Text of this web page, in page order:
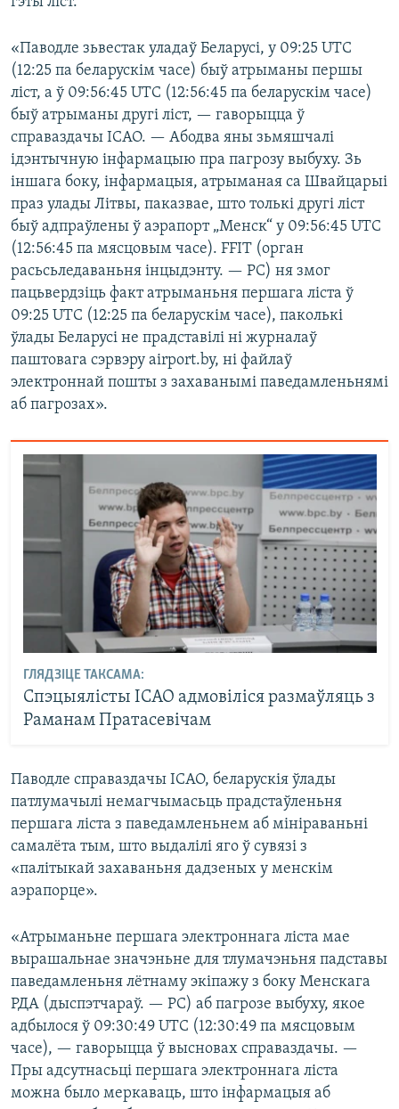
«Паводле зьвестак уладаў Беларусі, у 09:25 UTC
(12:25 па беларускім часе) быў атрыманы першы
ліст, а ў 09:56:45 UTC (12:56:45 па беларускім часе)
быў атрыманы другі ліст, — гаворыцца ў
справаздачы ІCАО. — Абодва яны зьмяшчалі
ідэнтычную інфармацыю пра пагрозу выбуху. Зь
іншага боку, інфармацыя, атрыманая са Швайцарыі
праз улады Літвы, паказвае, што толькі другі ліст
быў адпраўлены ў аэрапорт „Менск“ у 09:56:45 UTC
(12:56:45 па мясцовым часе). FFIT (орган
расьсьледаваньня інцыдэнту. — РС) ня змог
пацьвердзіць факт атрыманьня першага ліста ў
09:25 UTC (12:25 па беларускім часе), паколькі
ўлады Беларусі не прадставілі ні журналаў
паштовага сэрвэру airport.by, ні файлаў
электроннай пошты з захаванымі паведамленьнямі
аб пагрозах».
ГЛЯДЗІЦЕ ТАКСАМА:
Спэцыялісты ІСАО адмовіліся размаўляць з
Раманам Пратасевічам
Паводле справаздачы ІCАО, беларускія ўлады
патлумачылі немагчымасьць прадстаўленьня
першага ліста з паведамленьнем аб мініраваньні
самалёта тым, што выдалілі яго ў сувязі з
«палітыкай захаваньня дадзеных у менскім
аэрапорце».
«Атрыманьне першага электроннага ліста мае
вырашальнае значэньне для тлумачэньня падставы
паведамленьня лётнаму экіпажу з боку Менскага
РДА (дыспэтчараў. — РС) аб пагрозе выбуху, якое
адбылося ў 09:30:49 UTC (12:30:49 па мясцовым
часе), — гаворыцца ў высновах справаздачы. —
Пры адсутнасьці першага электроннага ліста
можна было меркаваць, што інфармацыя аб